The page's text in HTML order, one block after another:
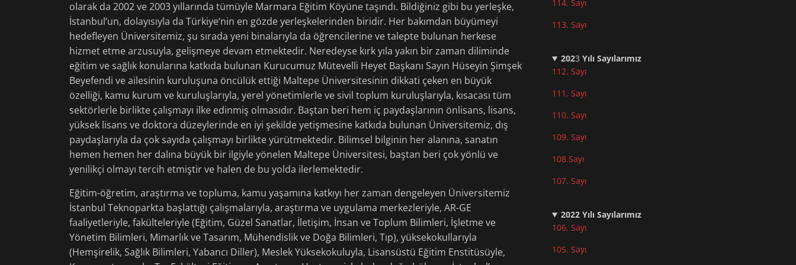
olarak da 2002 ve 2003 yıllarında tümüyle Marmara Eğitim Köyüne taşındı. Bildiğiniz gibi bu yerleşke,
İstanbul’un, dolayısıyla da Türkiye’nin en gözde yerleşkelerinden biridir. Her bakımdan büyümeyi
hedefleyen Üniversitemiz, şu sırada yeni binalarıyla da öğrencilerine ve talepte bulunan herkese
hizmet etme arzusuyla, gelişmeye devam etmektedir. Neredeyse kırk yıla yakın bir zaman diliminde
eğitim ve sağlık konularına katkıda bulunan Kurucumuz Mütevelli Heyet Başkanı Sayın Hüseyin Şimşek
Beyefendi ve ailesinin kuruluşuna öncülük ettiği Maltepe Üniversitesinin dikkati çeken en büyük
özelliği, kamu kurum ve kuruluşlarıyla, yerel yönetimlerle ve sivil toplum kuruluşlarıyla, kısacası tüm
sektörlerle birlikte çalışmayı ilke edinmiş olmasıdır. Baştan beri hem iç paydaşlarının önlisans, lisans,
yüksek lisans ve doktora düzeylerinde en iyi şekilde yetişmesine katkıda bulunan Üniversitemiz, dış
paydaşlarıyla da çok sayıda çalışmayı birlikte yürütmektedir. Bilimsel bilginin her alanına, sanatın
hemen hemen her dalına büyük bir ilgiyle yönelen Maltepe Üniversitesi, baştan beri çok yönlü ve
yenilikçi olmayı tercih etmiştir ve halen de bu yolda ilerlemektedir.
Eğitim-öğretim, araştırma ve topluma, kamu yaşamına katkıyı her zaman dengeleyen Üniversitemiz
İstanbul Teknoparkta başlattığı çalışmalarıyla, araştırma ve uygulama merkezleriyle, AR-GE
faaliyetleriyle, fakülteleriyle (Eğitim, Güzel Sanatlar, İletişim, İnsan ve Toplum Bilimleri, İşletme ve
Yönetim Bilimleri, Mimarlık ve Tasarım, Mühendislik ve Doğa Bilimleri, Tıp), yüksekokullarıyla
(Hemşirelik, Sağlık Bilimleri, Yabancı Diller), Meslek Yüksekokuluyla, Lisansüstü Eğitim Enstitüsüyle,
114. Sayı
113. Sayı
2023 Yılı Sayılarımız
112. Sayı
111. Sayı
110. Sayı
109. Sayı
108.Sayı
107. Sayı
2022 Yılı Sayılarımız
106. Sayı
105. Sayı